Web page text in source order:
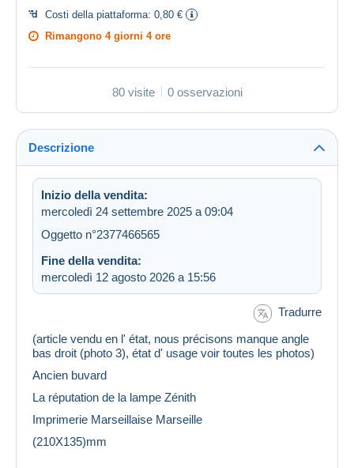
Costi della piattaforma: 0,80 €
Rimangono 4 giorni 4 ore
80 visite 0 osservazioni
Descrizione
Inizio della vendita:
mercoledì 24 settembre 2025 a 09:04
Oggetto n°2377466565
Fine della vendita:
mercoledì 12 agosto 2026 a 15:56
Tradurre
(article vendu en l' état, nous précisons manque angle
bas droit (photo 3), état d' usage voir toutes les photos)
Ancien buvard
La réputation de la lampe Zénith
Imprimerie Marseillaise Marseille
(210X135)mm